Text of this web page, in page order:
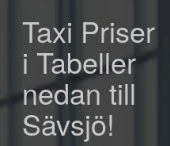
Taxi Priser
i Tabeller
nedan till
Sävsjö!